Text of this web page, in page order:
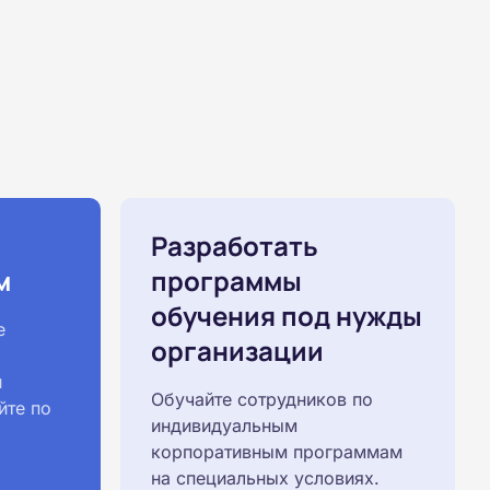
по
Разработать
программы
обучения под нужды
организации
Обучайте сотрудников по
индивидуальным
корпоративным программам
на специальных условиях.